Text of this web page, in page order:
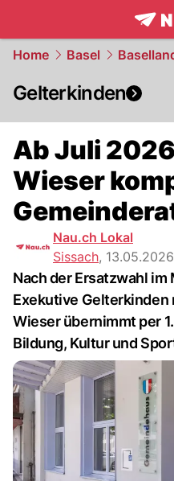
Home Basel
Gelterkinden
Ab Juli
Wieser
Nau.ch Lokal
Sissach,
Nach der Ersatzwahl im
Exekutive
Wieser übernimmt per
Bildung, Kultur und